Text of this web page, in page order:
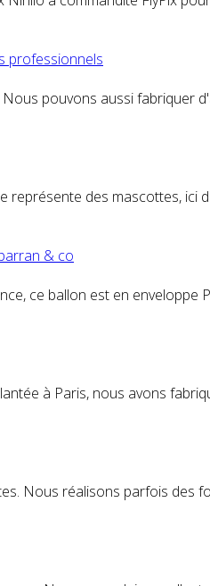
professionnels
pouvons aussi fabriquer
représente des mascottes,
& co
ce ballon est en enveloppe
à Paris, nous avons
Nous réalisons parfois des